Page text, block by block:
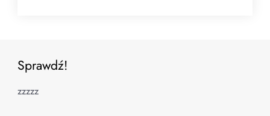
Sprawdź!
zzzzz